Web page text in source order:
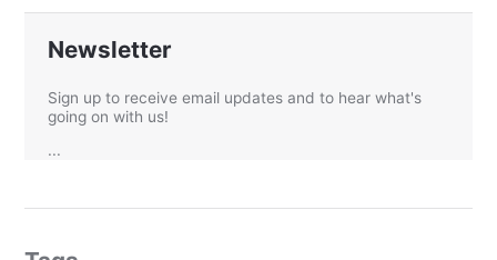
Newsletter
Sign up to receive email updates and to hear what's
going on with us!
...